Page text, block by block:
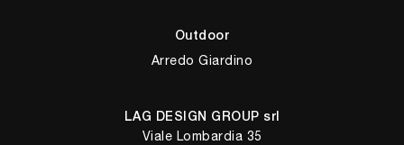
Outdoor
Arredo Giardino
LAG DESIGN GROUP srl
Viale Lombardia 35